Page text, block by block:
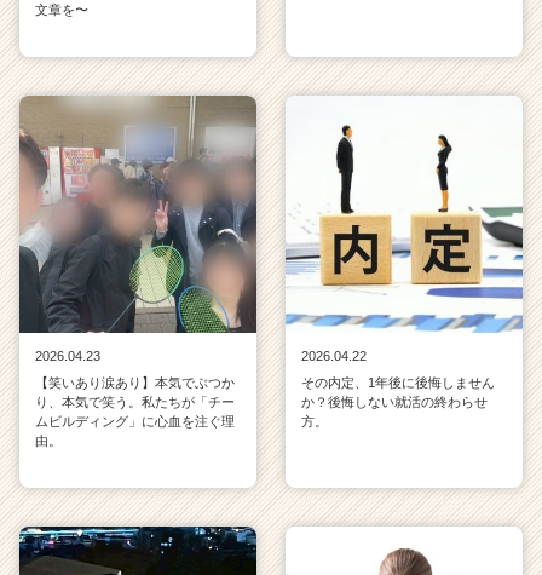
文章を〜
2026.04.23
【笑いあり涙あり】本気でぶつか
り、本気で笑う。私たちが「チー
ムビルディング」に心血を注ぐ理
由。
2026.04.22
その内定、1年後に後悔しません
か？後悔しない就活の終わらせ
方。